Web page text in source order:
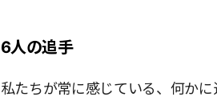
6人の追手
私たちが常に感じている、何か